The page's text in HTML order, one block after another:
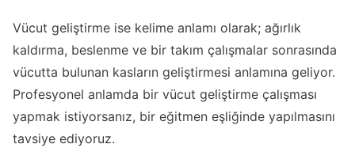
Vücut geliştirme ise kelime anlamı olarak; ağırlık
kaldırma, beslenme ve bir takım çalışmalar sonrasında
vücutta bulunan kasların geliştirmesi anlamına geliyor.
Profesyonel anlamda bir vücut geliştirme çalışması
yapmak istiyorsanız, bir eğitmen eşliğinde yapılmasını
tavsiye ediyoruz.